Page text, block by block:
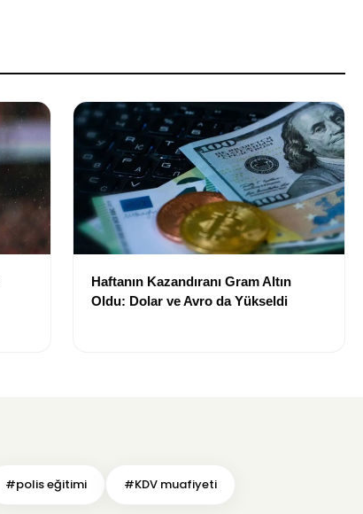
Haftanın Kazandıranı Gram Altın
Oldu: Dolar ve Avro da Yükseldi
#polis eğitimi #KDV muafiyeti